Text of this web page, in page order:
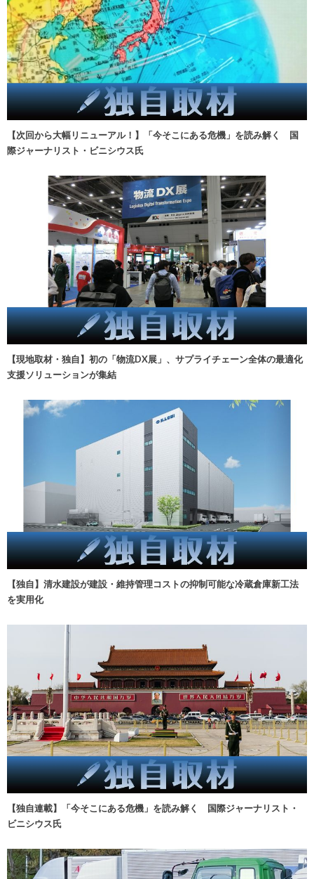
【次回から大幅リニューアル！】「今そこにある危機」を読み解く 国
際ジャーナリスト・ビニシウス氏
【現地取材・独自】初の「物流DX展」、サプライチェーン全体の最適化
支援ソリューションが集結
【独自】清水建設が建設・維持管理コストの抑制可能な冷蔵倉庫新工法
を実用化
【独自連載】「今そこにある危機」を読み解く 国際ジャーナリスト・
ビニシウス氏